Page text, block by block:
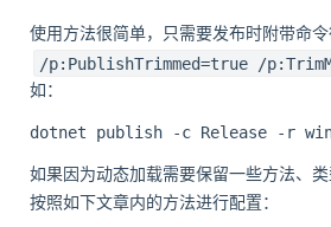
使用方法很简单，只需要发布时附带命
/p:PublishTrimmed=true /
如：
如果因为动态加载需要保留一些方法、
按照如下文章内的方法进行配置：